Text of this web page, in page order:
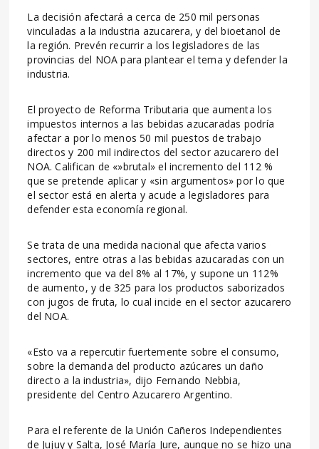
La decisión afectará a cerca de 250 mil personas
vinculadas a la industria azucarera, y del bioetanol de
la región. Prevén recurrir a los legisladores de las
provincias del NOA para plantear el tema y defender la
industria.
El proyecto de Reforma Tributaria que aumenta los
impuestos internos a las bebidas azucaradas podría
afectar a por lo menos 50 mil puestos de trabajo
directos y 200 mil indirectos del sector azucarero del
NOA. Califican de «»brutal» el incremento del 112 %
que se pretende aplicar y «sin argumentos» por lo que
el sector está en alerta y acude a legisladores para
defender esta economía regional.
Se trata de una medida nacional que afecta varios
sectores, entre otras a las bebidas azucaradas con un
incremento que va del 8% al 17%, y supone un 112%
de aumento, y de 325 para los productos saborizados
con jugos de fruta, lo cual incide en el sector azucarero
del NOA.
«Esto va a repercutir fuertemente sobre el consumo,
sobre la demanda del producto azúcares un daño
directo a la industria», dijo Fernando Nebbia,
presidente del Centro Azucarero Argentino.
Para el referente de la Unión Cañeros Independientes
de Jujuy y Salta, José María Jure, aunque no se hizo una